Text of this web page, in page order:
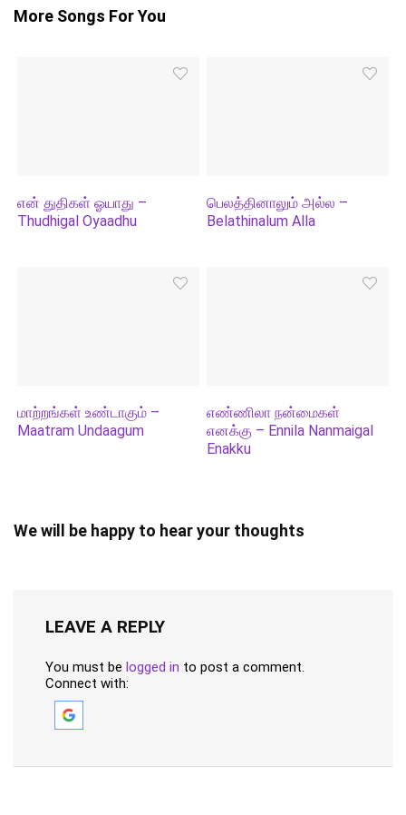
More Songs For You
என் துதிகள் ஓயாது –
Thudhigal Oyaadhu
பெலத்தினாலும் அல்ல –
Belathinalum Alla
மாற்றங்கள் உண்டாகும் –
Maatram Undaagum
எண்ணிலா நன்மைகள்
எனக்கு – Ennila Nanmaigal
Enakku
We will be happy to hear your thoughts
LEAVE A REPLY
You must be logged in to post a comment.
Connect with: